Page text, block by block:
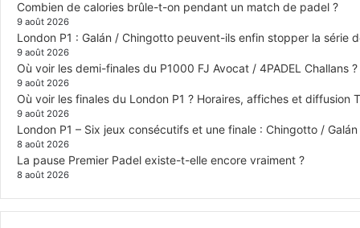
Combien de calories brûle-t-on pendant un match de padel ?
9 août 2026
London P1 : Galán / Chingotto peuvent-ils enfin stopper la série
9 août 2026
Où voir les demi-finales du P1000 FJ Avocat / 4PADEL Challans ?
9 août 2026
Où voir les finales du London P1 ? Horaires, affiches et diffusion
9 août 2026
London P1 – Six jeux consécutifs et une finale : Chingotto /
8 août 2026
La pause Premier Padel existe-t-elle encore vraiment ?
8 août 2026